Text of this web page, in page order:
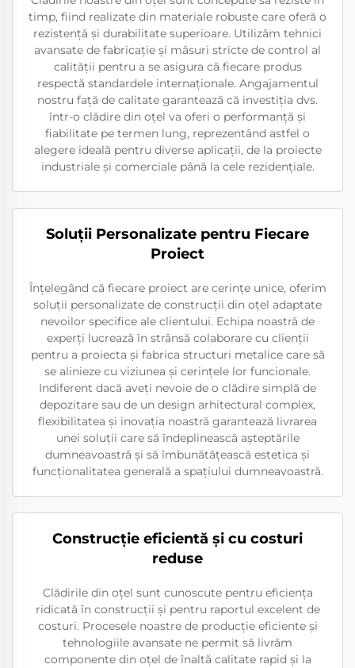
timp, fiind realizate din materiale robuste care oferă o
rezistență și durabilitate superioare. Utilizăm tehnici
avansate de fabricație și măsuri stricte de control al
calității pentru a se asigura că fiecare produs
respectă standardele internaționale. Angajamentul
nostru față de calitate garantează că investiția dvs.
într-o clădire din oțel va oferi o performanță și
fiabilitate pe termen lung, reprezentând astfel o
alegere ideală pentru diverse aplicații, de la proiecte
industriale și comerciale până la cele rezidențiale.
Soluții Personalizate pentru Fiecare
Proiect
Înțelegând că fiecare proiect are cerințe unice, oferim
soluții personalizate de construcții din oțel adaptate
nevoilor specifice ale clientului. Echipa noastră de
experți lucrează în strânsă colaborare cu clienții
pentru a proiecta și fabrica structuri metalice care să
se alinieze cu viziunea și cerințele lor funcionale.
Indiferent dacă aveți nevoie de o clădire simplă de
depozitare sau de un design arhitectural complex,
flexibilitatea și inovația noastră garantează livrarea
unei soluții care să îndeplinească așteptările
dumneavoastră și să îmbunătățească estetica și
funcționalitatea generală a spațiului dumneavoastră.
Construcție eficientă și cu costuri
reduse
Clădirile din oțel sunt cunoscute pentru eficiența
ridicată în construcții și pentru raportul excelent de
costuri. Procesele noastre de producție eficiente și
tehnologiile avansate ne permit să livrăm
componente din oțel de înaltă calitate rapid și la